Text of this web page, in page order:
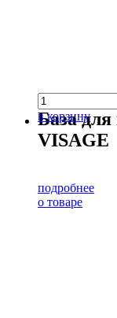
в корзину
База
VISAGE
подробнее
о товаре